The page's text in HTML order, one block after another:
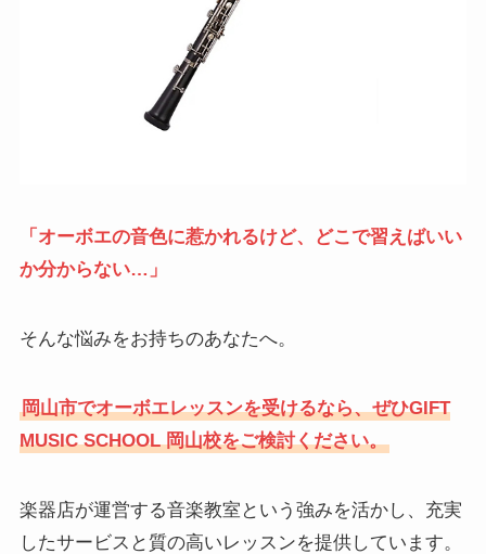
「オーボエの音色に惹かれるけど、どこで習えばいい
か分からない…」
そんな悩みをお持ちのあなたへ。
岡山市でオーボエレッスンを受けるなら、ぜひGIFT
MUSIC SCHOOL 岡山校をご検討ください。
楽器店が運営する音楽教室という強みを活かし、充実
したサービスと質の高いレッスンを提供しています。